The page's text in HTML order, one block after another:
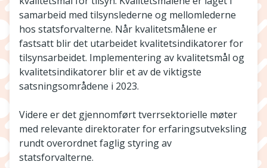
samarbeid med tilsynslederne og mellomlederne
hos statsforvalterne. Når kvalitetsmålene er
fastsatt blir det utarbeidet kvalitetsindikatorer for
tilsynsarbeidet. Implementering av kvalitetsmål og
kvalitetsindikatorer blir et av de viktigste
satsningsområdene i 2023.
Videre er det gjennomført tverrsektorielle møter
med relevante direktorater for erfaringsutveksling
rundt overordnet faglig styring av
statsforvalterne.